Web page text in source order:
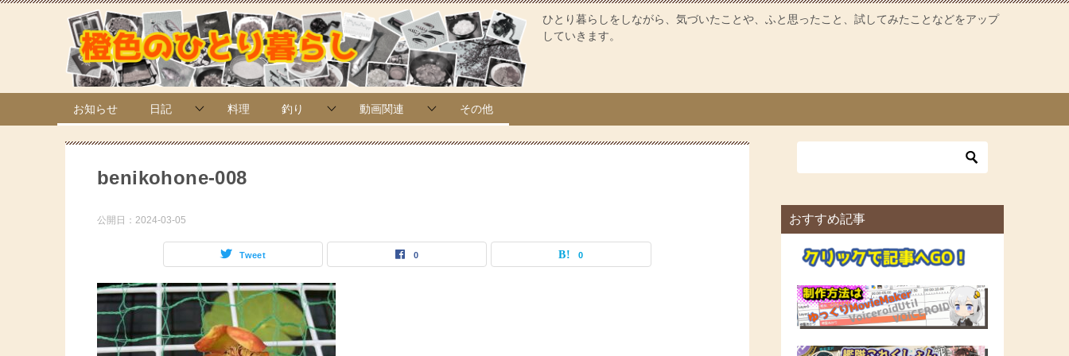
ひとり暮らしをしながら、気づいたことや、ふと思ったこと、試してみたことなどをアップ
していきます。
お知らせ 日記 料理 釣り 動画関連 その他
benikohone-008
公開日： 2024-03-05
Tweet 0 0
おすすめ記事